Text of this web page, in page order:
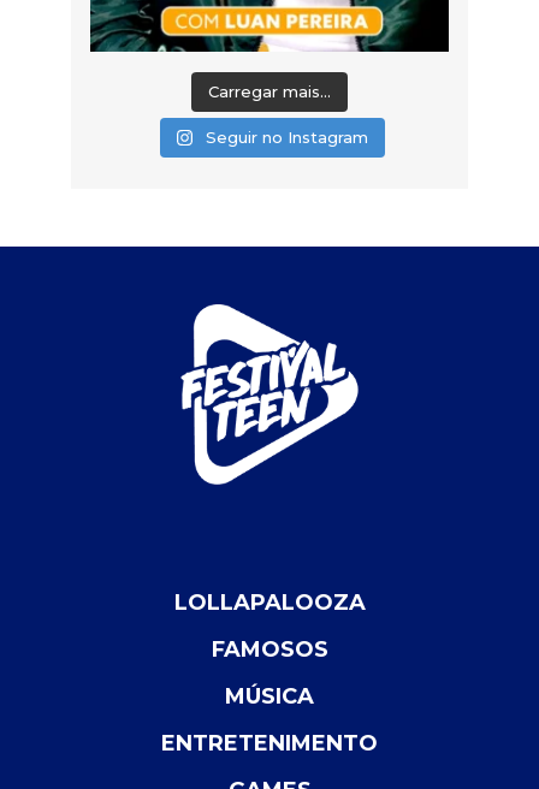
Carregar mais...
Seguir no Instagram
LOLLAPALOOZA
FAMOSOS
MÚSICA
ENTRETENIMENTO